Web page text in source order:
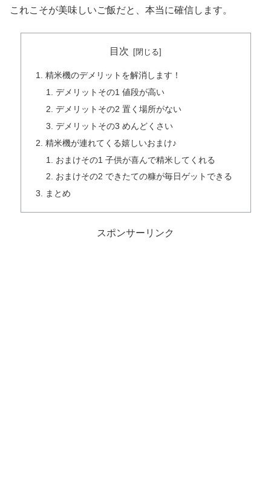
これこそが美味しいご飯だと、本当に確信します。
目次
精米機のデメリットを解消します！
デメリットその1 値段が高い
デメリットその2 置く場所がない
デメリットその3 めんどくさい
精米機が連れてくる嬉しいおまけ♪
おまけその1 子供が喜んで精米してくれる
おまけその2 できたての糠が毎日ゲットできる
まとめ
スポンサーリンク